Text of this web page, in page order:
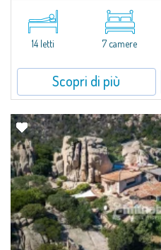
Nell'esclusiva e pittoresca località di
delle più ampie ville di Porto Rafael,
un'invidiabile posizione panoramica...
14 letti 7 camere
Scopri di più